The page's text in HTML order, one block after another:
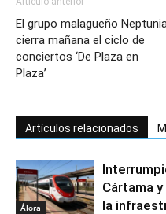
El grupo malagueño
cierra mañana el ciclo de
conciertos ‘De Plaza en
Plaza’
Artículos relacionados
Álora
Cártama
la